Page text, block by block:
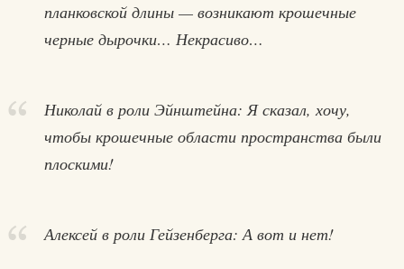
планковской длины — возникают крошечные
черные дырочки… Некрасиво…
Николай в роли Эйнштейна: Я сказал, хочу,
чтобы крошечные области пространства были
плоскими!
Алексей в роли Гейзенберга: А вот и нет!